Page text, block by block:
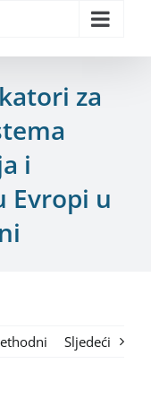
za
i
Evropi u
Sljedeći